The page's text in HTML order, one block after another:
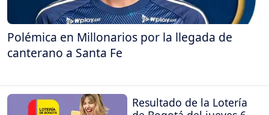
Polémica en Millonarios por la llegada de
canterano a Santa Fe
Resultado de la Lotería